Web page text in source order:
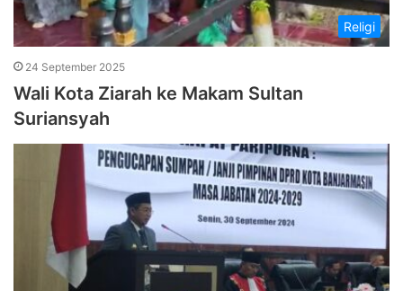
Religi
24 September 2025
Wali Kota Ziarah ke Makam Sultan
Suriansyah